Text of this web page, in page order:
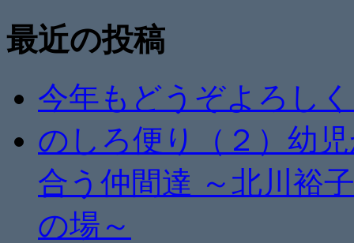
最近の投稿
今年もどうぞよろし
のしろ便り（２）幼
合う仲間達 ～北川裕
の場～